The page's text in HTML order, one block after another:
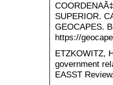
SUPERIOR.
GEOCAPES.
https://
ETZKOWITZ,
government
EASST